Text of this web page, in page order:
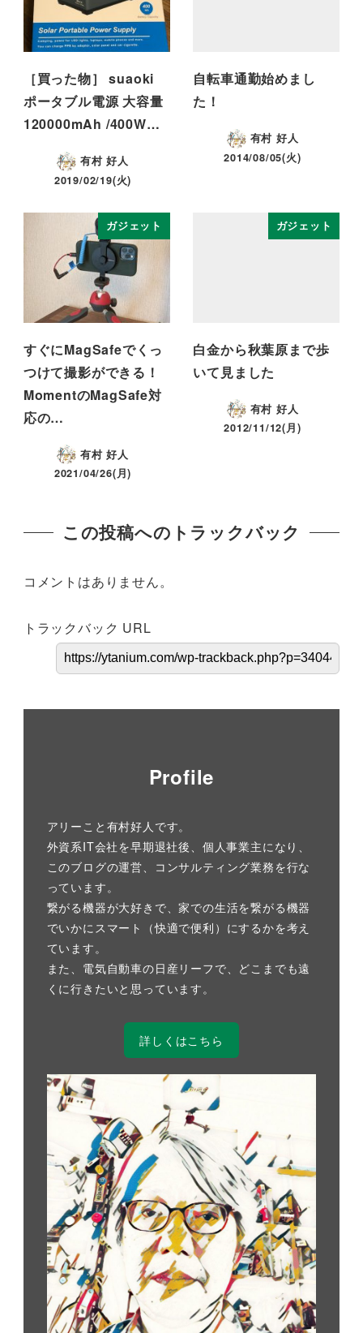
［買った物］ suaoki
ポータブル電源 大容量
120000mAh /400W…
有村 好人
2019/02/19(火)
自転車通勤始めまし
た！
有村 好人
2014/08/05(火)
ガジェット
すぐにMagSafeでくっ
つけて撮影ができる！
MomentのMagSafe対
応の…
有村 好人
2021/04/26(月)
ガジェット
白金から秋葉原まで歩
いて見ました
有村 好人
2012/11/12(月)
この投稿へのトラックバック
コメントはありません。
トラックバック URL
Profile
アリーこと有村好人です。
外資系IT会社を早期退社後、個人事業主になり、
このブログの運営、コンサルティング業務を行な
っています。
繋がる機器が大好きで、家での生活を繋がる機器
でいかにスマート（快適で便利）にするかを考え
ています。
また、電気自動車の日産リーフで、どこまでも遠
くに行きたいと思っています。
詳しくはこちら